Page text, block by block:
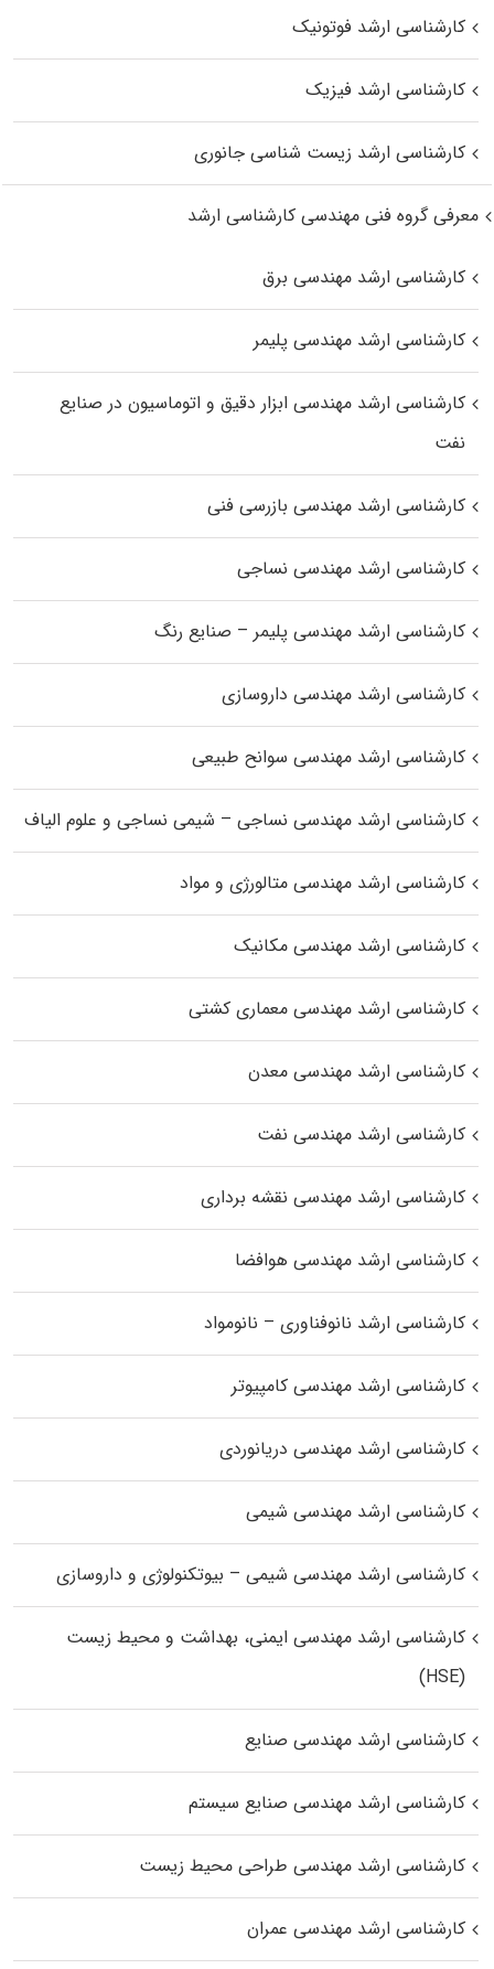
کارشناسی ارشد فوتونیک
کارشناسی ارشد فیزیک
کارشناسی ارشد زیست‌ شناسی جانوری
معرفی گروه فنی مهندسی کارشناسی ارشد
کارشناسی ارشد مهندسی برق
کارشناسی ارشد مهندسی پلیمر
کارشناسی ارشد مهندسی ابزار دقیق و اتوماسیون در صنایع
نفت
کارشناسی ارشد مهندسی بازرسی فنی
کارشناسی ارشد مهندسی نساجی
کارشناسی ارشد مهندسی پلیمر – صنایع رنگ
کارشناسی ارشد مهندسی داروسازی
کارشناسی ارشد مهندسی سوانح طبیعی
کارشناسی ارشد مهندسی نساجی – شیمی نساجی و علوم الیاف
کارشناسی ارشد مهندسی متالورژی و مواد
کارشناسی ارشد مهندسی مکانیک
کارشناسی ارشد مهندسی معماری کشتی
کارشناسی ارشد مهندسی معدن
کارشناسی ارشد مهندسی نفت
کارشناسی ارشد مهندسی نقشه برداری
کارشناسی ارشد مهندسی هوافضا
کارشناسی ارشد نانوفناوری – نانومواد
کارشناسی ارشد مهندسی کامپیوتر
کارشناسی ارشد مهندسی دریانوردی
کارشناسی ارشد مهندسی شیمی
کارشناسی ارشد مهندسی شیمی – بیوتکنولوژی و داروسازی
کارشناسی ارشد مهندسی ایمنی، بهداشت و محیط زیست
(HSE)
کارشناسی ارشد مهندسی صنایع
کارشناسی ارشد مهندسی صنایع سیستم
کارشناسی ارشد مهندسی طراحی محیط زیست
کارشناسی ارشد مهندسی عمران